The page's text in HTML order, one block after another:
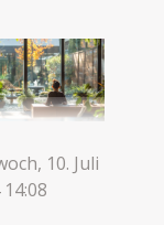
10. Juli